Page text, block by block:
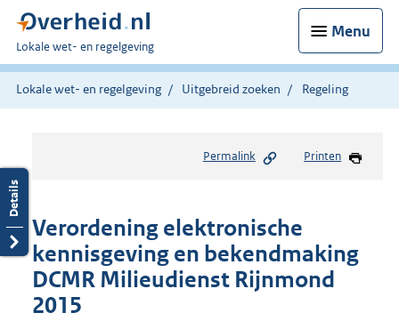
Menu
U
bent
hier:
Lokale wet- en regelgeving
Lokale wet- en regelgeving Uitgebreid zoeken Regeling
Permalink Printen
Verordening elektronische
kennisgeving en bekendmaking
DCMR Milieudienst Rijnmond
2015